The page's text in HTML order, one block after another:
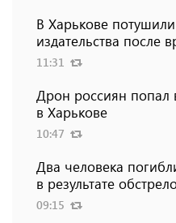
В Харькове
издательства после
11:31
Дрон россиян попал
в Харькове
10:47
Два человека
в результате
09:15